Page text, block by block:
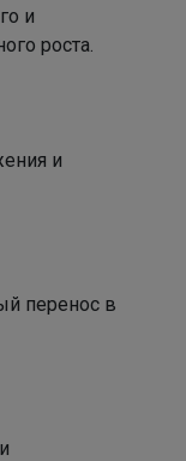
и
роста.
и
перенос в